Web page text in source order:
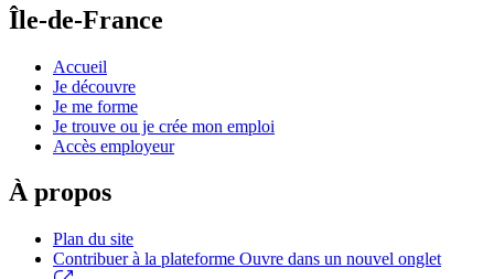
Île-de-France
Accueil
Je découvre
Je me forme
Je trouve ou je crée mon emploi
Accès employeur
À propos
Plan du site
Contribuer à la plateforme Ouvre dans un nouvel onglet